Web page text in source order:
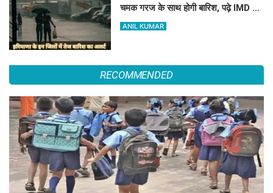
चमक गरज के साथ होगी बारिश, पढ़े IMD का
Alert
ANIL KUMAR
RECOMMENDED